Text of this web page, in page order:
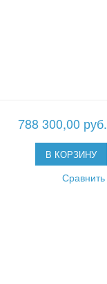
788 300,00 руб.
В КОРЗИНУ
Сравнить